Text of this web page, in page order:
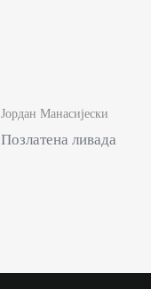
Јордан Манасијески
Позлатена ливада